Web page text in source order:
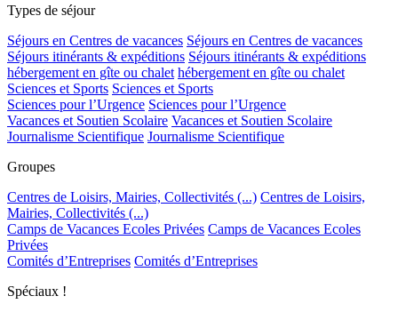
Types de séjour
Séjours en Centres de vacances Séjours en Centres de vacances
Séjours itinérants & expéditions Séjours itinérants & expéditions
hébergement en gîte ou chalet hébergement en gîte ou chalet
Sciences et Sports Sciences et Sports
Sciences pour l’Urgence Sciences pour l’Urgence
Vacances et Soutien Scolaire Vacances et Soutien Scolaire
Journalisme Scientifique Journalisme Scientifique
Groupes
Centres de Loisirs, Mairies, Collectivités (...) Centres de Loisirs,
Mairies, Collectivités (...)
Camps de Vacances Ecoles Privées Camps de Vacances Ecoles
Privées
Comités d’Entreprises Comités d’Entreprises
Spéciaux !